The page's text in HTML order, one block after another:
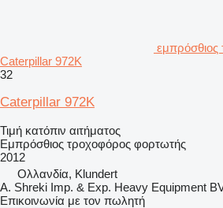
Caterpillar 972K
32
Caterpillar 972K
Τιμή κατόπιν αιτήματος
Εμπρόσθιος τροχοφόρος φορτωτής
2012
Ολλανδία, Klundert
A. Shreki Imp. & Exp. Heavy Equipment
Επικοινωνία με τον πωλητή